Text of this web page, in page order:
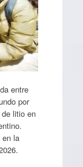
entre
por
litio en
en la